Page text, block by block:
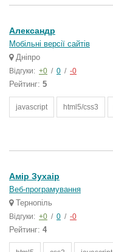
Александр
Мобільні версії сайтів
Дніпро
Відгуки: +0 / 0 / -0
Рейтинг: 5
javascript html5/css3
Амір Зухаір
Веб-програмування
Тернопіль
Відгуки: +0 / 0 / -0
Рейтинг: 4